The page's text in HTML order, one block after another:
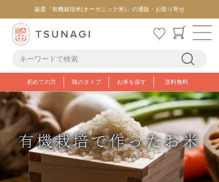
厳選「有機栽培米(オーガニック米)」の通販・お取り寄せ
初めての方 味のタイプ お米を探す 送料無料
有機栽培で作ったお米